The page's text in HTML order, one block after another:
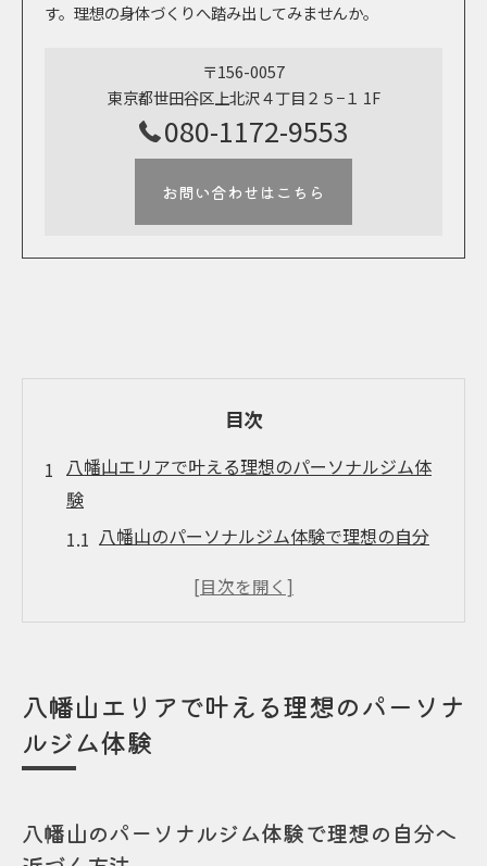
す。理想の身体づくりへ踏み出してみませんか。
〒156-0057
東京都世田谷区上北沢４丁目２５−１ 1F
080-1172-9553
お問い合わせはこちら
目次
八幡山エリアで叶える理想のパーソナルジム体
験
八幡山のパーソナルジム体験で理想の自分
パーソナルジムで叶える八幡山の新しい健
る第一歩
パーソナルジム体験でボディメイクに自信
実体験談
八幡山エリアで叶える理想のパーソナ
ルジム体験
八幡山のパーソナルジム体験で理想の自分へ